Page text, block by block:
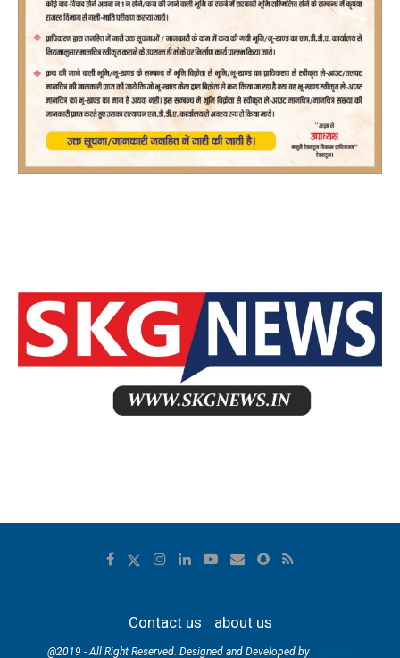
Contact us about us
@2019 - All Right Reserved. Designed and Developed by